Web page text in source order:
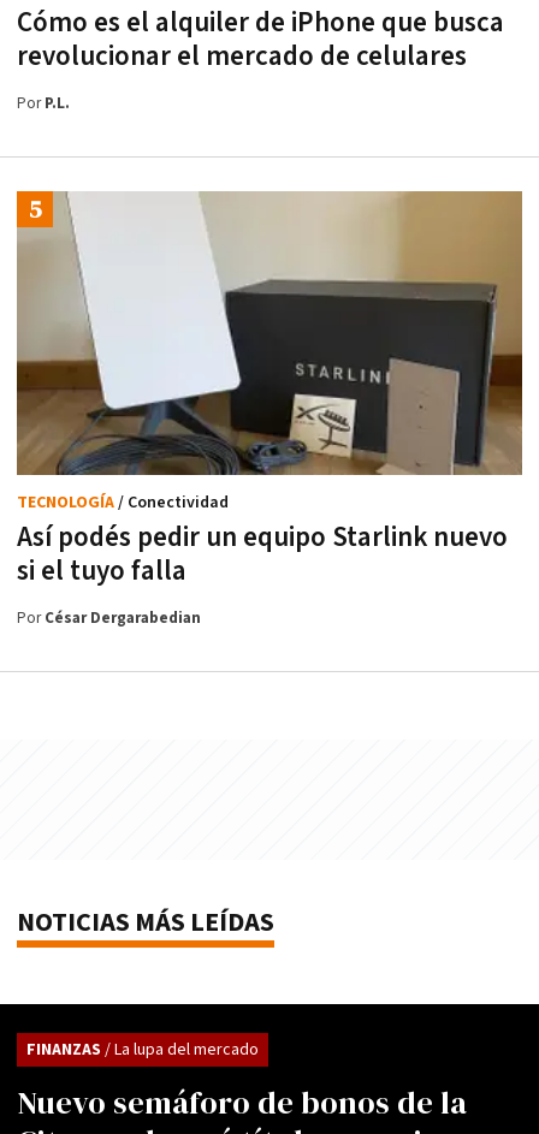
Cómo es el alquiler de iPhone que busca
revolucionar el mercado de celulares
PorP.L.
Así podés pedir un equipo Starlink nuevo
si el tuyo falla
TECNOLOGÍA/ Conectividad
PorCésar Dergarabedian
NOTICIAS MÁS LEÍDAS
Nuevo semáforo de bonos de la
FINANZAS / La lupa del mercado